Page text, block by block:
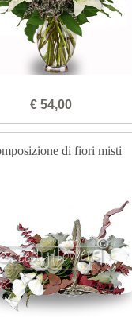
€ 54,00
di fiori misti